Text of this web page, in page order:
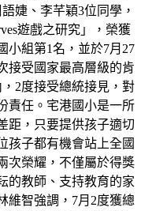
婕、李芊穎3位同學，
遊戲之研究」，榮獲
小組第1名，並於7月27
接受國家最高層級的肯
2度接受總統接見，對
責任。宅港國小是一所
距，只要提供孩子適切
孩子都有機會站上全國
次榮耀，不僅屬於得獎
的教師、支持教育的家
維智強調，7月2度獲總